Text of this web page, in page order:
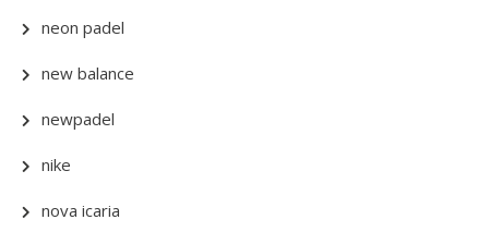
neon padel
new balance
newpadel
nike
nova icaria